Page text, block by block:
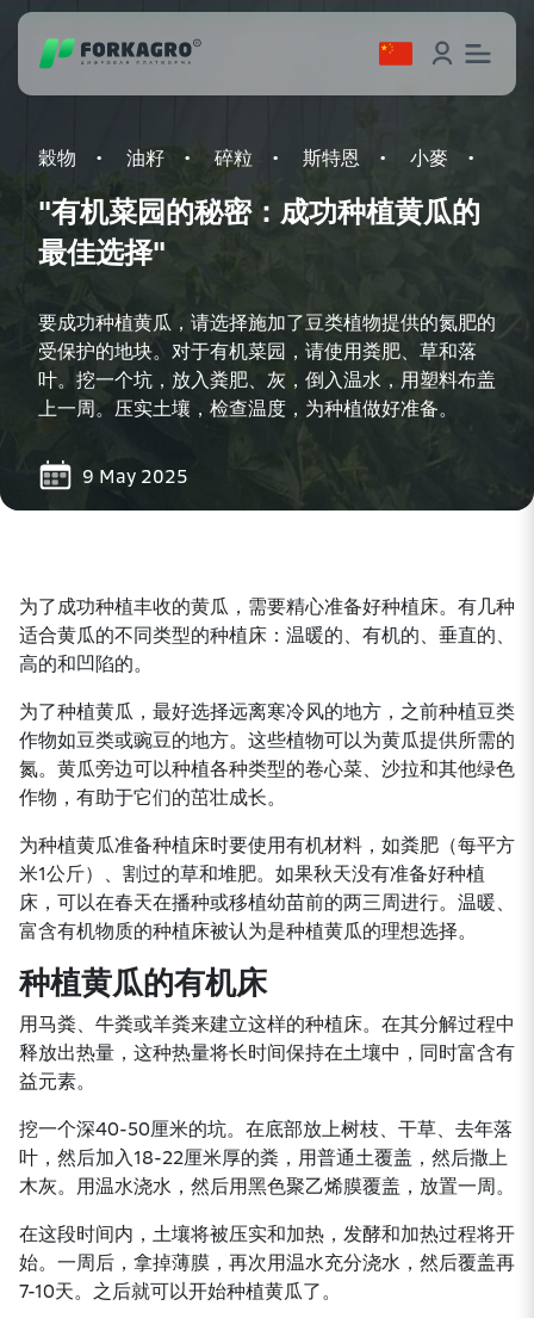
穀物 油籽 碎粒 斯特恩 小麥
"有机菜园的秘密：成功种植黄瓜的
最佳选择"
要成功种植黄瓜，请选择施加了豆类植物提供的氮肥的
受保护的地块。对于有机菜园，请使用粪肥、草和落
叶。挖一个坑，放入粪肥、灰，倒入温水，用塑料布盖
上一周。压实土壤，检查温度，为种植做好准备。
9 May 2025
为了成功种植丰收的黄瓜，需要精心准备好种植床。有几种
适合黄瓜的不同类型的种植床：温暖的、有机的、垂直的、
高的和凹陷的。
为了种植黄瓜，最好选择远离寒冷风的地方，之前种植豆类
作物如豆类或豌豆的地方。这些植物可以为黄瓜提供所需的
氮。黄瓜旁边可以种植各种类型的卷心菜、沙拉和其他绿色
作物，有助于它们的茁壮成长。
为种植黄瓜准备种植床时要使用有机材料，如粪肥（每平方
米1公斤）、割过的草和堆肥。如果秋天没有准备好种植
床，可以在春天在播种或移植幼苗前的两三周进行。温暖、
富含有机物质的种植床被认为是种植黄瓜的理想选择。
种植黄瓜的有机床
用马粪、牛粪或羊粪来建立这样的种植床。在其分解过程中
释放出热量，这种热量将长时间保持在土壤中，同时富含有
益元素。
挖一个深40-50厘米的坑。在底部放上树枝、干草、去年落
叶，然后加入18-22厘米厚的粪，用普通土覆盖，然后撒上
木灰。用温水浇水，然后用黑色聚乙烯膜覆盖，放置一周。
在这段时间内，土壤将被压实和加热，发酵和加热过程将开
始。一周后，拿掉薄膜，再次用温水充分浇水，然后覆盖再
7-10天。之后就可以开始种植黄瓜了。